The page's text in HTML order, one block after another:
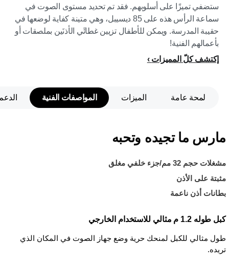
ستضفي تميزًا على أسلوبهم. فقد تم تحديد مستوى الصوت في
سماعة الرأس هذه على 85 ديسيبل، وهي متينة كفاية لوضعها في
حقيبة المدرسة. ويمكن للأطفال تزيين غطائَي الأذنَين بملصقات أو
بأعمالهم الفنية!
إكتشف كلّ المميزات
لمحة عامة الميزات المواصفات الفنية
مارس ما تجيده وتحبه
مشغلات حجم 32 مم/جزء خلفي مغلق
مثبتة على الأذن
بطانات أذن ناعمة
كبل طوله 1.2 م مثالي للاستخدام الخارجي
طول مثالي للكبل لمنحك حرية وضع جهاز الصوت في المكان الذي
تريده.